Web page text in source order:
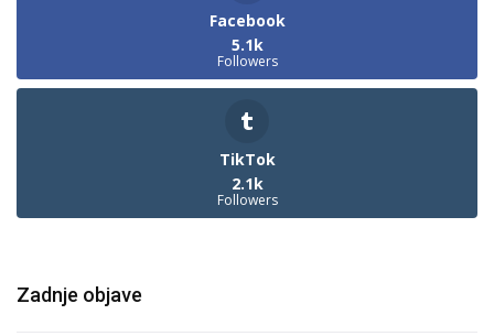
Facebook
5.1k
Followers
TikTok
2.1k
Followers
Zadnje objave